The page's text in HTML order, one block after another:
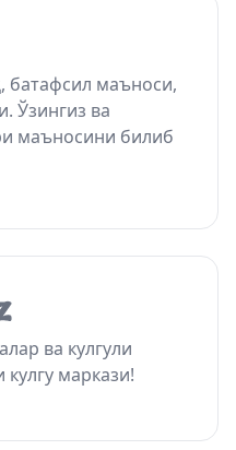
батафсил маъноси,
Ўзингиз ва
маъносини билиб
ва кулгули
маркази!